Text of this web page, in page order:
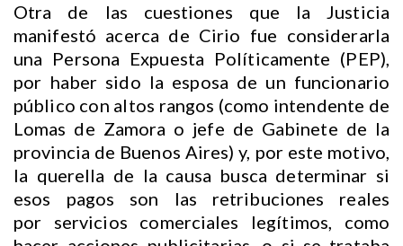
Otra de las cuestiones que la Justicia
manifestó acerca de Cirio fue considerarla
una Persona Expuesta Políticamente (PEP),
por haber sido la esposa de un funcionario
público con altos rangos (como intendente de
Lomas de Zamora o jefe de Gabinete de la
provincia de Buenos Aires) y, por este motivo,
la querella de la causa busca determinar si
esos pagos son las retribuciones reales
por servicios comerciales legítimos, como